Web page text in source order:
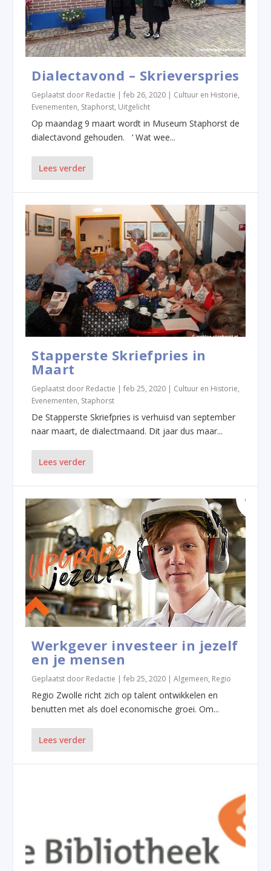
Dialectavond – Skrieverspries
Geplaatst door Redactie |feb 26, 2020 | Cultuur en Historie,
Evenementen, Staphorst, Uitgelicht
Op maandag 9 maart wordt in Museum Staphorst de
dialectavond gehouden. ‘ Wat wee...
Lees verder
Stapperste Skriefpries in
Maart
Geplaatst door Redactie |feb 25, 2020 | Cultuur en Historie,
Evenementen, Staphorst
De Stapperste Skriefpries is verhuisd van september
naar maart, de dialectmaand. Dit jaar dus maar...
Lees verder
Werkgever investeer in jezelf
en je mensen
Geplaatst door Redactie |feb 25, 2020 |Algemeen, Regio
Regio Zwolle richt zich op talent ontwikkelen en
benutten met als doel economische groei. Om...
Lees verder